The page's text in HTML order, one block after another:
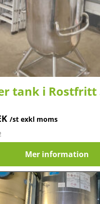
tank i Rostfritt
/st exkl moms
Mer information